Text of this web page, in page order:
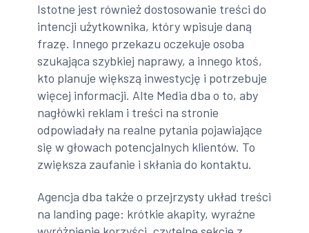
Istotne jest również dostosowanie treści do
intencji użytkownika, który wpisuje daną
frazę. Innego przekazu oczekuje osoba
szukająca szybkiej naprawy, a innego ktoś,
kto planuje większą inwestycję i potrzebuje
więcej informacji. Alte Media dba o to, aby
nagłówki reklam i treści na stronie
odpowiadały na realne pytania pojawiające
się w głowach potencjalnych klientów. To
zwiększa zaufanie i skłania do kontaktu.
Agencja dba także o przejrzysty układ treści
na landing page: krótkie akapity, wyraźne